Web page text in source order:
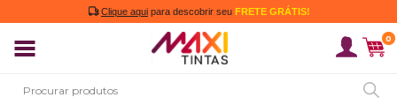
Clique aqui para descobrir seu FRETE GRÁTIS!
0